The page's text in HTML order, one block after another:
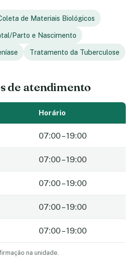
de Materiais Biológicos
Parto e Nascimento
Tratamento da Tuberculose
de atendimento
Horário
07:00 – 19:00
07:00 – 19:00
07:00 – 19:00
07:00 – 19:00
07:00 – 19:00
na unidade.